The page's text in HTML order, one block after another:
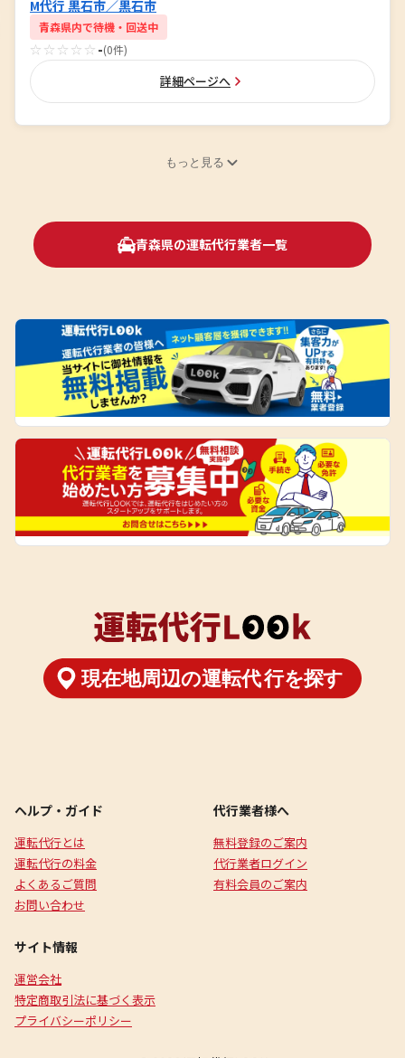
M代行 黒石市／黒石市
青森県内で待機・回送中
☆☆☆☆☆ -(0件)
詳細ページへ
もっと見る
青森県の運転代行業者一覧
ヘルプ・ガイド
運転代行とは
運転代行の料金
よくあるご質問
お問い合わせ
代行業者様へ
無料登録のご案内
代行業者ログイン
有料会員のご案内
サイト情報
運営会社
特定商取引法に基づく表示
プライバシーポリシー